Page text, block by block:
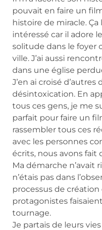
pouvait en faire un
histoire de miracle. Ça
intéressé car il adore
solitude dans le foyer
ville. J’ai aussi
dans une église
J’en ai croisé
désintoxication. En
tous ces gens, je me
parfait pour faire un
rassembler tous ces
avec les personnes
écrits, nous avons fait
Ma démarche n’avait
n’étais pas dans
processus de création
protagonistes
tournage.
Je partais de leurs